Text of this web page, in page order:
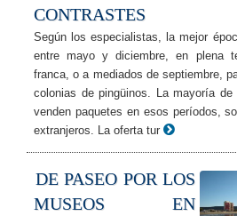
CONTRASTES
Según los especialistas, la mejor
entre mayo y diciembre, en plena
franca, o a mediados de septiembre,
colonias de pingüinos. La mayoría
venden paquetes en esos períodos,
extranjeros. La oferta tur
DE PASEO POR LOS
MUSEOS EN